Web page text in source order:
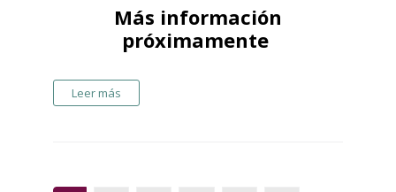
Más información
próximamente
Leer más